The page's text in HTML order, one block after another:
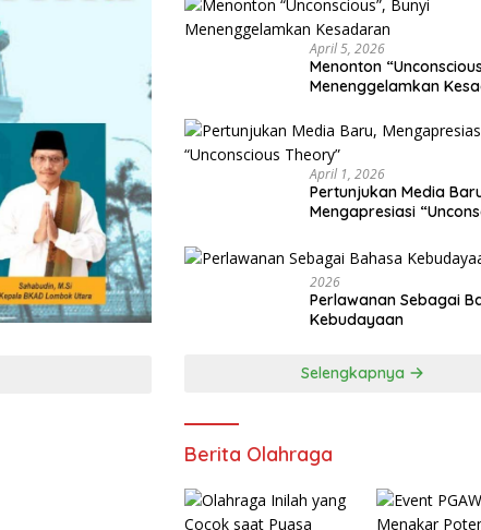
April 5, 2026
Menonton
Menenggelamkan
April 1, 2026
Pertunjukan Media
Mengapresiasi
2026
Perlawanan Sebagai
Kebudayaan
Selengkapnya
Berita Olahraga